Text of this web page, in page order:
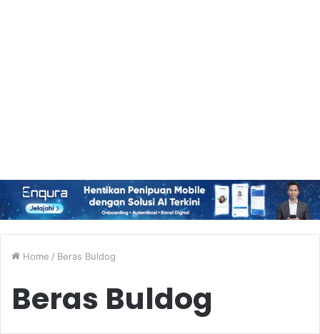
Home / Beras Buldog
Beras Buldog